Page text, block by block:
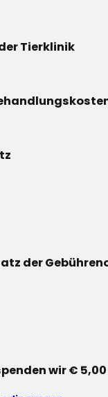
Tierklinik
der
wir €